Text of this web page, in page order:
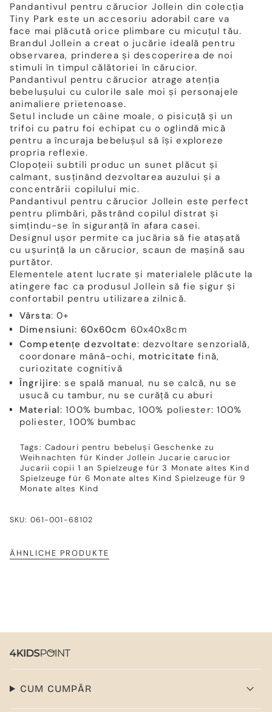
Pandantivul pentru cărucior Jollein din colecția
Tiny Park este un accesoriu adorabil care va
face mai plăcută orice plimbare cu micuțul tău.
Brandul Jollein a creat o jucărie ideală pentru
observarea, prinderea și descoperirea de noi
stimuli în timpul călătoriei în cărucior.
Pandantivul pentru cărucior atrage atenția
bebelușului cu culorile sale moi și personajele
animaliere prietenoase.
Setul include un câine moale, o pisicuță și un
trifoi cu patru foi echipat cu o oglindă mică
pentru a încuraja bebelușul să își exploreze
propria reflexie.
Clopoțeii subtili produc un sunet plăcut și
calmant, susținând dezvoltarea auzului și a
concentrării copilului mic.
Pandantivul pentru cărucior Jollein este perfect
pentru plimbări, păstrând copilul distrat și
simțindu-se în siguranță în afara casei.
Designul ușor permite ca jucăria să fie atașată
cu ușurință la un cărucior, scaun de mașină sau
purtător.
Elementele atent lucrate și materialele plăcute la
atingere fac ca produsul Jollein să fie sigur și
confortabil pentru utilizarea zilnică.
Vârsta: 0+
Dimensiuni: 60x60cm 60x40x8cm
Competențe dezvoltate: dezvoltare senzorială,
coordonare mână-ochi, motricitate fină,
curiozitate cognitivă
Îngrijire: se spală manual, nu se calcă, nu se
usucă cu tambur, nu se curăță cu aburi
Material: 100% bumbac, 100% poliester: 100%
poliester, 100% bumbac
Tags: Cadouri pentru bebeluși Geschenke zu
Weihnachten für Kinder Jollein Jucarie carucior
Jucarii copii 1 an Spielzeuge für 3 Monate altes Kind
Spielzeuge für 6 Monate altes Kind Spielzeuge für 9
Monate altes Kind
SKU: 061-001-68102
ÄHNLICHE PRODUKTE
CUM CUMPĂR